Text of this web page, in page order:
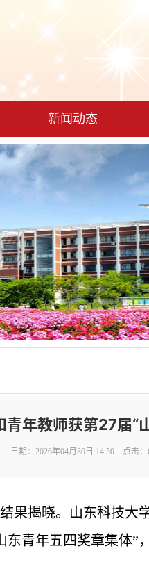
新闻动态
青年教师获第27届“
日期：2026年04月30日 14:50 点击：
果揭晓。山东科技
青年五四奖章集体”